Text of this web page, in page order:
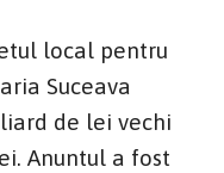
local pentru
Suceava
de lei vechi
Anuntul a fost